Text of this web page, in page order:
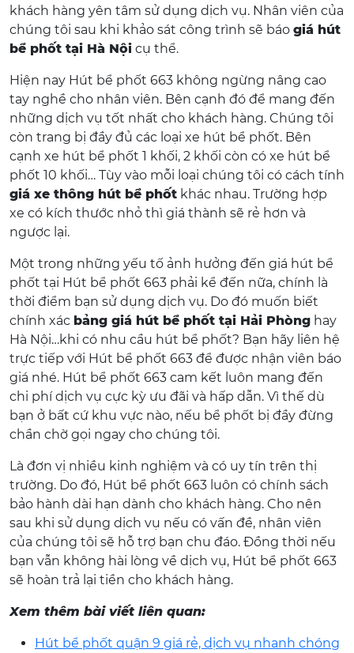
khách hàng yên tâm sử dụng dịch vụ. Nhân viên của
chúng tôi sau khi khảo sát công trình sẽ báo giá hút
bể phốt tại Hà Nội cụ thể.
Hiện nay Hút bể phốt 663 không ngừng nâng cao
tay nghề cho nhân viên. Bên cạnh đó để mang đến
những dịch vụ tốt nhất cho khách hàng. Chúng tôi
còn trang bị đầy đủ các loại xe hút bể phốt. Bên
cạnh xe hút bể phốt 1 khối, 2 khối còn có xe hút bể
phốt 10 khối… Tùy vào mỗi loại chúng tôi có cách tính
giá xe thông hút bể phốt khác nhau. Trường hợp
xe có kích thước nhỏ thì giá thành sẽ rẻ hơn và
ngược lại.
Một trong những yếu tố ảnh hưởng đến giá hút bể
phốt tại Hút bể phốt 663 phải kể đến nữa, chính là
thời điểm bạn sử dụng dịch vụ. Do đó muốn biết
chính xác bảng giá hút bể phốt tại Hải Phòng hay
Hà Nội…khi có nhu cầu hút bể phốt? Bạn hãy liên hệ
trực tiếp với Hút bể phốt 663 để được nhận viên báo
giá nhé. Hút bể phốt 663 cam kết luôn mang đến
chi phí dịch vụ cực kỳ ưu đãi và hấp dẫn. Vì thế dù
bạn ở bất cứ khu vực nào, nếu bể phốt bị đầy đừng
chần chờ gọi ngay cho chúng tôi.
Là đơn vị nhiều kinh nghiệm và có uy tín trên thị
trường. Do đó, Hút bể phốt 663 luôn có chính sách
bảo hành dài hạn dành cho khách hàng. Cho nên
sau khi sử dụng dịch vụ nếu có vấn đề, nhân viên
của chúng tôi sẽ hỗ trợ bạn chu đáo. Đồng thời nếu
bạn vẫn không hài lòng về dịch vụ, Hút bể phốt 663
sẽ hoàn trả lại tiền cho khách hàng.
Xem thêm bài viết liên quan:
Hút bể phốt quận 9 giá rẻ, dịch vụ nhanh chóng